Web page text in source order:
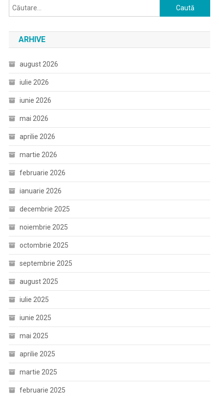
Caută
după:
ARHIVE
august 2026
iulie 2026
iunie 2026
mai 2026
aprilie 2026
martie 2026
februarie 2026
ianuarie 2026
decembrie 2025
noiembrie 2025
octombrie 2025
septembrie 2025
august 2025
iulie 2025
iunie 2025
mai 2025
aprilie 2025
martie 2025
februarie 2025